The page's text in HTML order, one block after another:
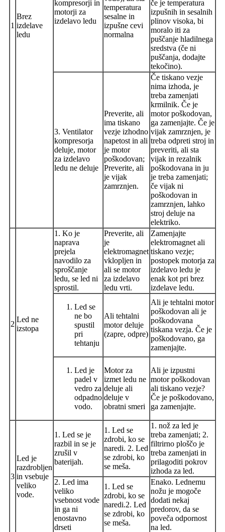
1
Brez
izdelave
ledu
kompresorji in
motorji za
izdelavo ledu
temperatura
sesalne in
izpušne cevi
normalna
če je temperatura
izpušnih in sesalnih
plinov visoka, bi
moralo iti za
puščanje hladilnega
sredstva (če ni
puščanja, dodajte
tekočino).
3. Ventilator
kompresorja
deluje, motor
za izdelavo
ledu ne deluje
Preverite, ali
ima tiskano
vezje izhodno
napetost in ali
je motor
poškodovan;
Preverite, ali
je vijak
zamrznjen.
Če tiskano vezje
nima izhoda, je
treba zamenjati
krmilnik. Če je
motor poškodovan,
ga zamenjajte. Če je
vijak zamrznjen, je
treba odpreti stroj in
preveriti, ali sta
vijak in rezalnik
poškodovana in ju
je treba zamenjati;
če vijak ni
poškodovan in
zamrznjen, lahko
stroj deluje na
elektriko.
2
Led ne
izstopa
1. Ko je
naprava
prejela
navodilo za
sproščanje
ledu, se led ni
sprostil.
Preverite, ali
je
elektromagnet
vklopljen in
ali se motor
za izdelavo
ledu vrti.
Zamenjajte
elektromagnet ali
tiskano vezje;
postopek motorja za
izdelavo ledu je
enak kot pri brez
izdelave ledu.
Led se
ne bo
spustil
pri
tehtanju
Ali tehtalni
motor deluje
(zapre, odpre)
Ali je tehtalni motor
poškodovan ali je
poškodovana
tiskana vezja. Če je
poškodovano, ga
zamenjajte.
Led je
padel v
vedro za
odpadno
vodo.
Motor za
izmet ledu ne
deluje ali
deluje v
obratni smeri
Ali je izpustni
motor poškodovan
ali tiskano vezje?
Če je poškodovano,
ga zamenjajte.
3
Led je
razdrobljen
in vsebuje
veliko
vode.
1. Led se je
razbil in se je
zrušil v
baterijah.
1. Led se
zdrobi, ko se
naredi. 2. Led
se zdrobi, ko
se meša.
1. nož za led je
treba zamenjati; 2.
filtrirno ploščo je
treba zamenjati in
prilagoditi pokrov
izhoda za led.
2. Led ima
veliko
vsebnost vode
in ga ni
enostavno
drseti
1. Led se
zdrobi, ko se
naredi.2. Led
se zdrobi, ko
se meša.
Enako. Lednemu
nožu je mogoče
dodati nekaj
predorov, da se
poveča odpornost
na led.